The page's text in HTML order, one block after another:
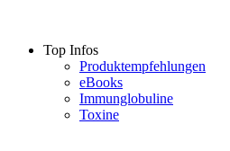
Top Infos
Produktempfehlungen
eBooks
Immunglobuline
Toxine